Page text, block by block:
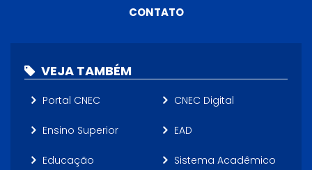
CONTATO
VEJA TAMBÉM
Portal CNEC CNEC Digital
Ensino Superior EAD
Educação
Sistema Acadêmico